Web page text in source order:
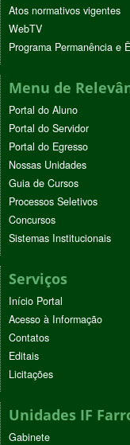
Atos normativos vigentes
WebTV
Programa Permanência e
Menu de
Portal do Aluno
Portal do Servidor
Portal do Egresso
Nossas Unidades
Guia de Cursos
Processos Seletivos
Concursos
Sistemas Institucionais
Serviços
Início Portal
Acesso à Informação
Contatos
Editais
Licitações
Unidades IF
Gabinete